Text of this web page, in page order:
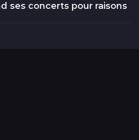
ses concerts pour raisons